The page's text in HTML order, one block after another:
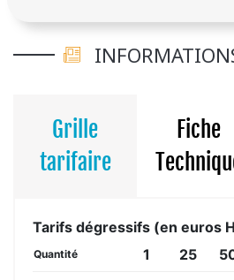
Grille
tarifaire
Fiche
Tarifs dégressifs (en euros
Quantité 1 25